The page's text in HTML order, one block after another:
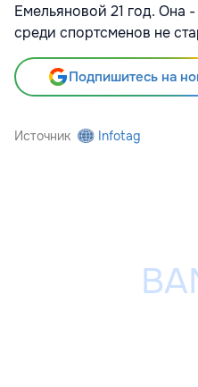
Емельяновой 21 год. Она
среди спортсменов не
Подпишитесь на
Источник Infotag